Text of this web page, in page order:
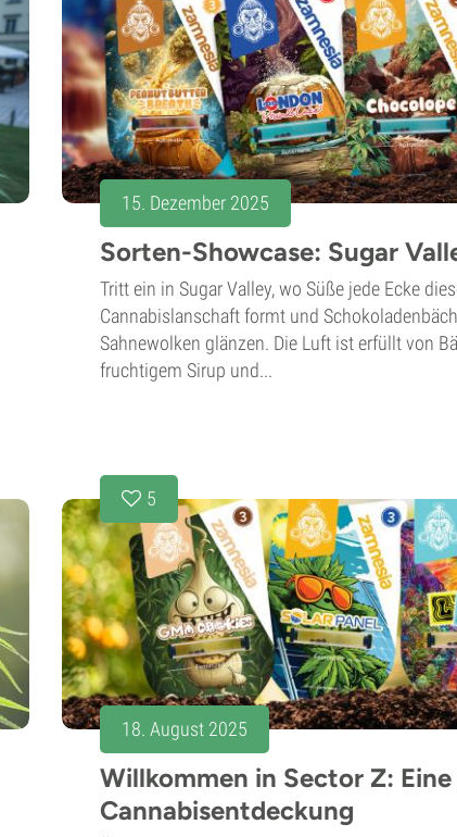
15. Dezember 2025
Sorten-Showcase: Sugar
Tritt ein in Sugar Valley, wo Süße jede Ecke
Cannabislanschaft formt und
Sahnewolken glänzen. Die Luft ist erfüllt von
fruchtigem Sirup und...
5
18. August 2025
Willkommen in Sector Z:
Cannabisentdeckung